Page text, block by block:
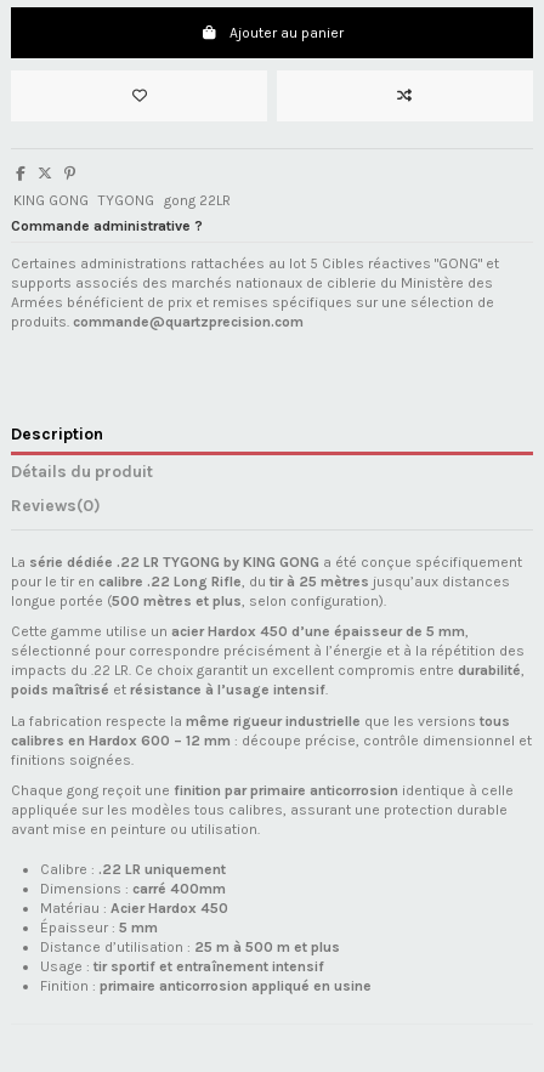
Ajouter au panier
KING GONG TYGONG
gong 22LR
Commande administrative ?
Certaines administrations rattachées au lot 5 Cibles réactives "GONG" et
supports associés des marchés nationaux de ciblerie du Ministère des
Armées bénéficient de prix et remises spécifiques sur une sélection de
produits. commande@quartzprecision.com
Description
Détails du produit
Reviews(0)
La série dédiée .22 LR TYGONG by KING GONG a été conçue spécifiquement
pour le tir en calibre .22 Long Rifle , du tir à 25 mètres jusqu’aux distances
longue portée (500 mètres et plus , selon configuration).
Cette gamme utilise un acier Hardox 450 d’une épaisseur de 5 mm,
sélectionné pour correspondre précisément à l’énergie et à la répétition des
impacts du .22 LR. Ce choix garantit un excellent compromis entre durabilité,
poids maîtrisé et résistance à l’usage intensif.
La fabrication respecte la même rigueur industrielle que les versions tous
calibres en Hardox 600 – 12 mm : découpe précise, contrôle dimensionnel et
finitions soignées.
Chaque gong reçoit une finition par primaire anticorrosion identique à celle
appliquée sur les modèles tous calibres, assurant une protection durable
avant mise en peinture ou utilisation.
Calibre : .22 LR uniquement
Dimensions : carré 400mm
Matériau : Acier Hardox 450
Épaisseur : 5 mm
Distance d’utilisation : 25 m à 500 m et plus
Usage : tir sportif et entraînement intensif
Finition : primaire anticorrosion appliqué en usine